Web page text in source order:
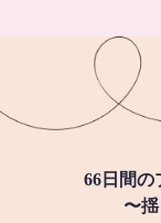
66日間の
〜